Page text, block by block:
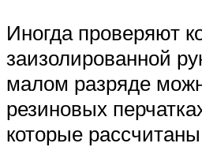
Иногда проверяют
заизолированной
малом разряде
резиновых
которые